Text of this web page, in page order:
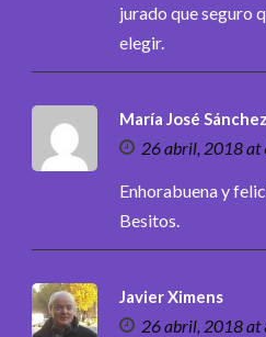
jurado que seguro
elegir.
María José Sánchez
26 abril, 2018 at
Enhorabuena y
Besitos.
Javier Ximens
26 abril, 2018 at